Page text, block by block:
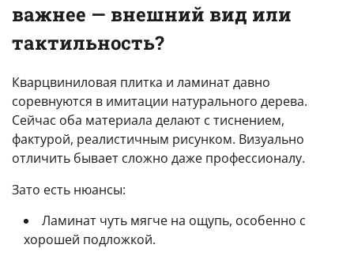
важнее — внешний вид или
тактильность?
Кварцвиниловая плитка и ламинат давно
соревнуются в имитации натурального дерева.
Сейчас оба материала делают с тиснением,
фактурой, реалистичным рисунком. Визуально
отличить бывает сложно даже профессионалу.
Зато есть нюансы:
Ламинат чуть мягче на ощупь, особенно с
хорошей подложкой.